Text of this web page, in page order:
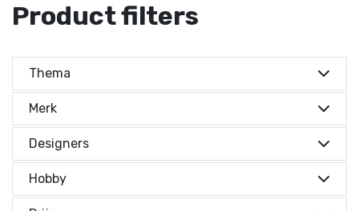
Product filters
Thema
Merk
Designers
Hobby